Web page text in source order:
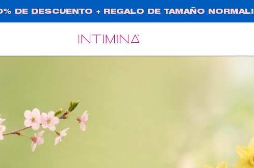
DE DESCUENTO + REGALO DE TAMAÑO NORMAL!